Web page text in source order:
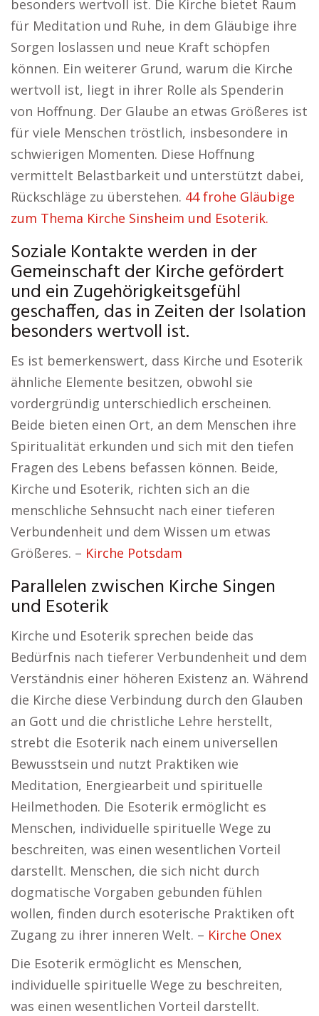
besonders wertvoll ist. Die Kirche bietet Raum
für Meditation und Ruhe, in dem Gläubige ihre
Sorgen loslassen und neue Kraft schöpfen
können. Ein weiterer Grund, warum die Kirche
wertvoll ist, liegt in ihrer Rolle als Spenderin
von Hoffnung. Der Glaube an etwas Größeres ist
für viele Menschen tröstlich, insbesondere in
schwierigen Momenten. Diese Hoffnung
vermittelt Belastbarkeit und unterstützt dabei,
Rückschläge zu überstehen. 44 frohe Gläubige
zum Thema Kirche Sinsheim und Esoterik.
Soziale Kontakte werden in der
Gemeinschaft der Kirche gefördert
und ein Zugehörigkeitsgefühl
geschaffen, das in Zeiten der Isolation
besonders wertvoll ist.
Es ist bemerkenswert, dass Kirche und Esoterik
ähnliche Elemente besitzen, obwohl sie
vordergründig unterschiedlich erscheinen.
Beide bieten einen Ort, an dem Menschen ihre
Spiritualität erkunden und sich mit den tiefen
Fragen des Lebens befassen können. Beide,
Kirche und Esoterik, richten sich an die
menschliche Sehnsucht nach einer tieferen
Verbundenheit und dem Wissen um etwas
Größeres. – Kirche Potsdam
Parallelen zwischen Kirche Singen
und Esoterik
Kirche und Esoterik sprechen beide das
Bedürfnis nach tieferer Verbundenheit und dem
Verständnis einer höheren Existenz an. Während
die Kirche diese Verbindung durch den Glauben
an Gott und die christliche Lehre herstellt,
strebt die Esoterik nach einem universellen
Bewusstsein und nutzt Praktiken wie
Meditation, Energiearbeit und spirituelle
Heilmethoden. Die Esoterik ermöglicht es
Menschen, individuelle spirituelle Wege zu
beschreiten, was einen wesentlichen Vorteil
darstellt. Menschen, die sich nicht durch
dogmatische Vorgaben gebunden fühlen
wollen, finden durch esoterische Praktiken oft
Zugang zu ihrer inneren Welt. – Kirche Onex
Die Esoterik ermöglicht es Menschen,
individuelle spirituelle Wege zu beschreiten,
was einen wesentlichen Vorteil darstellt.